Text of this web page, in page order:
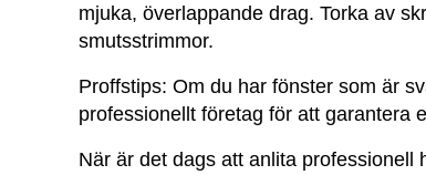
mjuka, överlappande drag. Torka av
smutsstrimmor.
Proffstips: Om du har fönster som är
professionellt företag för att garantera
När är det dags att anlita professionell